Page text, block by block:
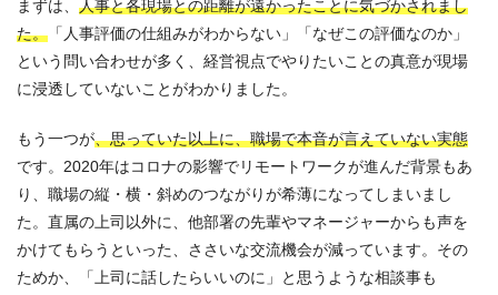
まずは、 人事と各現場との距離が遠かったことに気づかされまし
た。 「人事評価の仕組みがわからない」「なぜこの評価なのか」
という問い合わせが多く、経営視点でやりたいことの真意が現場
に浸透していないことがわかりました。
もう一つが、思っていた以上に、職場で本音が言えていない実態
です。2020年はコロナの影響でリモートワークが進んだ背景もあ
り、職場の縦・横・斜めのつながりが希薄になってしまいまし
た。直属の上司以外に、他部署の先輩やマネージャーからも声を
かけてもらうといった、ささいな交流機会が減っています。その
ためか、「上司に話したらいいのに」と思うような相談事も